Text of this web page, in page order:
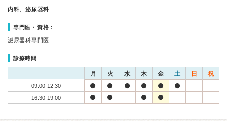
内科、泌尿器科
専門医・資格：
泌尿器科専門医
診療時間
月 火 水 木 金 土 日 祝
09:00-12:30
16:30-19:00